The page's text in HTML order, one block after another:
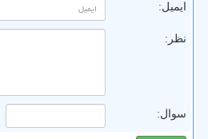
ایمیل:
نظر:
سوال: